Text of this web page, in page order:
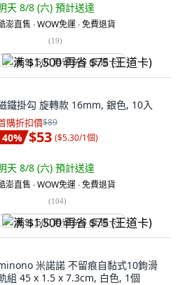
天 8/8 (六) 預計送達
澎直售 ∙ WOW免運 ∙ 免費退貨
(19)
满 $1,500 再省 $75 (王道卡)
鐵掛勾 旋轉款 16mm, 銀色, 10入
購折扣價$89
40% $53 ($5.30/1個)
天 8/8 (六) 預計送達
澎直售 ∙ WOW免運 ∙ 免費退貨
(104)
满 $1,500 再省 $75 (王道卡)
米諾諾 不留痕自黏式10鉤滑
組 45 x 1.5 x 7.3cm, 白色, 1個